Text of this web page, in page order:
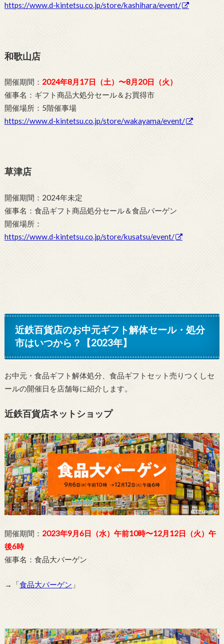
https://www.d-kintetsu.co.jp/store/kashihara/event/
和歌山店
開催期間： 2024年8月17日（土）〜8月20日（火）
催事名：ギフト商品大処分セール＆お買得市
開催場所：5階催事場
https://www.d-kintetsu.co.jp/store/wakayama/event/
草津店
開催期間：2024年未定
催事名：食品ギフト商品処分セール＆食品バーゲン
開催場所：
https://www.d-kintetsu.co.jp/store/kusatsu/event/
近鉄百貨店のお中元ギフト解体セール・処分
市はいつから？【2023年】
お中元・食品ギフト解体処分、食品ギフトセット売りつくしセ
ールの開催日を店舗毎に紹介します。
近鉄百貨店ネットショップ
開催期間： 2023年9月6日（水）午前10時〜12月12日（火）午
後6時
催事名：食品大バーゲン
→「食品大バーゲン 」